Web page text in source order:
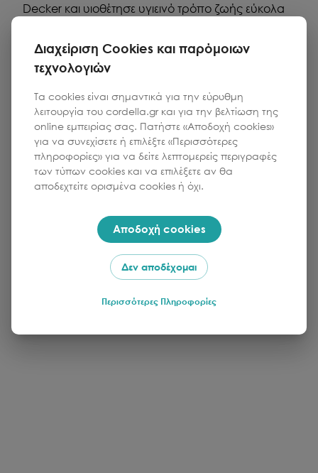
Decker και υιοθέτησε υγιεινό τρόπο ζωής εύκολα
Διαχείριση Cookies και παρόμοιων
τεχνολογιών
Τα cookies είναι σημαντικά για την εύρυθμη
λειτουργία του cordella.gr και για την βελτίωση της
online εμπειρίας σας. Πατήστε «Αποδοχή cookies»
για να συνεχίσετε ή επιλέξτε «Περισσότερες
πληροφορίες» για να δείτε λεπτομερείς περιγραφές
των τύπων cookies και να επιλέξετε αν θα
αποδεχτείτε ορισμένα cookies ή όχι.
Αποδοχή cookies
Δεν αποδέχομαι
Περισσότερες Πληροφορίες